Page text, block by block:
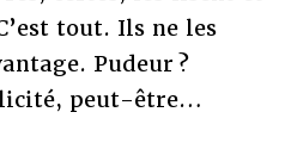
tout. Ils ne les
Pudeur ?
peut-être…